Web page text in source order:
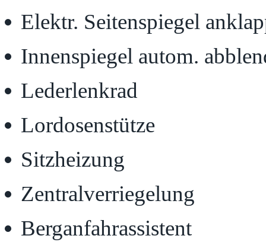
Elektr. Seitenspiegel
Innenspiegel autom.
Lederlenkrad
Lordosenstütze
Sitzheizung
Zentralverriegelung
Berganfahrassistent